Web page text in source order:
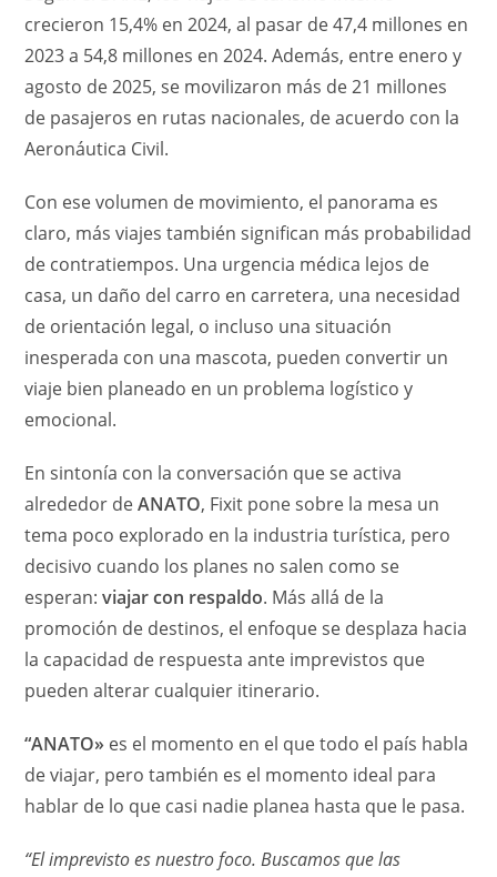
crecieron 15,4% en 2024, al pasar de 47,4 millones en
2023 a 54,8 millones en 2024. Además, entre enero y
agosto de 2025, se movilizaron más de 21 millones
de pasajeros en rutas nacionales, de acuerdo con la
Aeronáutica Civil.
Con ese volumen de movimiento, el panorama es
claro, más viajes también significan más probabilidad
de contratiempos. Una urgencia médica lejos de
casa, un daño del carro en carretera, una necesidad
de orientación legal, o incluso una situación
inesperada con una mascota, pueden convertir un
viaje bien planeado en un problema logístico y
emocional.
En sintonía con la conversación que se activa
alrededor deANATO, Fixit pone sobre la mesa un
tema poco explorado en la industria turística, pero
decisivo cuando los planes no salen como se
esperan:viajar con respaldo. Más allá de la
promoción de destinos, el enfoque se desplaza hacia
la capacidad de respuesta ante imprevistos que
pueden alterar cualquier itinerario.
“ANATO» es el momento en el que todo el país habla
de viajar, pero también es el momento ideal para
hablar de lo que casi nadie planea hasta que le pasa.
“El imprevisto es nuestro foco. Buscamos que las